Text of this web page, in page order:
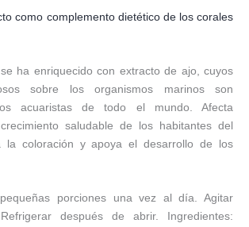
como complemento dietético de los corales
ha enriquecido con extracto de ajo, cuyos
sobre los organismos marinos son
acuaristas de todo el mundo. Afecta
saludable de los habitantes del
la coloración y apoya el desarrollo de los
porciones una vez al día. Agitar
después de abrir. Ingredientes: